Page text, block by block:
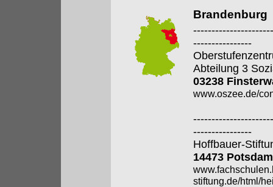
Brandenburg
----------------
Abteilung 3
03238
www.oszee.de/
----------------
Hoffbauer-
14473 Potsdam
stiftung.de/html/